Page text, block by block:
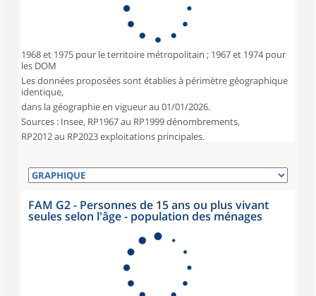
1968 et 1975 pour le territoire métropolitain ; 1967 et 1974 pour
les DOM
Les données proposées sont établies à périmètre géographique
identique,
dans la géographie en vigueur au 01/01/2026.
Sources : Insee, RP1967 au RP1999 dénombrements,
RP2012 au RP2023 exploitations principales.
FAM G2 - Personnes de 15 ans ou plus vivant
seules selon l'âge - population des ménages